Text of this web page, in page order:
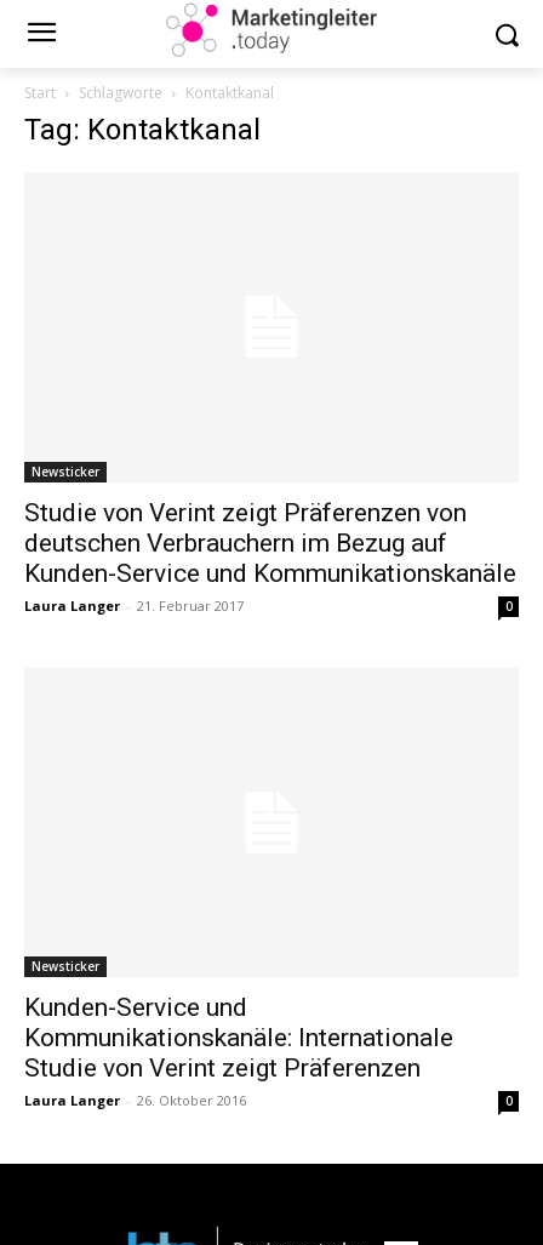
Start Schlagworte Kontaktkanal
Tag: Kontaktkanal
Newsticker
Studie von Verint zeigt Präferenzen von
deutschen Verbrauchern im Bezug auf
Kunden-Service und Kommunikationskanäle
Laura Langer - 21. Februar 2017 0
Newsticker
Kunden-Service und
Kommunikationskanäle: Internationale
Studie von Verint zeigt Präferenzen
Laura Langer - 26. Oktober 2016 0